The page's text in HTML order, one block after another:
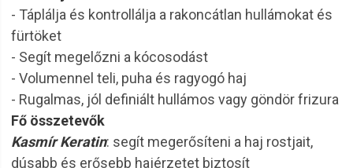
- Táplálja és kontrollálja a rakoncátlan hullámokat és
fürtöket
- Segít megelőzni a kócosodást
- Volumennel teli, puha és ragyogó haj
- Rugalmas, jól definiált hullámos vagy göndör frizura
Fő összetevők
Kasmír Keratin: segít megerősíteni a haj rostjait,
dúsabb és erősebb hajérzetet biztosít